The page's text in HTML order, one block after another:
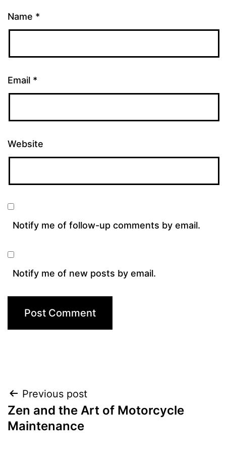
Name *
Email *
Website
Notify me of follow-up comments by email.
Notify me of new posts by email.
Post
navigation
Previous post
Zen and the Art of Motorcycle
Maintenance